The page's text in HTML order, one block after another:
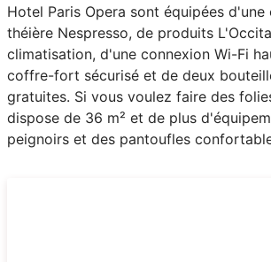
Hotel Paris Opera sont équipées
théière Nespresso, de produits
climatisation, d'une connexion Wi-Fi
coffre-fort sécurisé et de deux
gratuites. Si vous voulez faire des
dispose de 36 m² et de plus
peignoirs et des pantoufles